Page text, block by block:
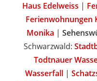
Haus Edelweiss |
Ferienwohnungen
Monika |
Schwarzwald:
Todtnauer
Wasserfall |